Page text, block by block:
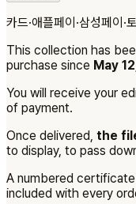
카드·애플페이·삼성페이·
This collection has
purchase since May 12
You will receive your
of payment.
Once delivered, the
to display, to pass
A numbered
included with every